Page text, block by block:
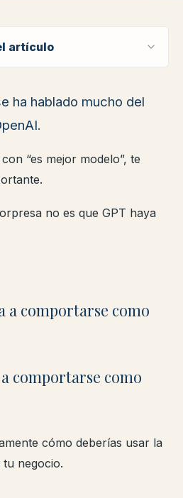
artículo
ha hablado mucho del
“es mejor modelo”, te
no es que GPT haya
a comportarse como
comportarse como
cómo deberías usar la
tu negocio.